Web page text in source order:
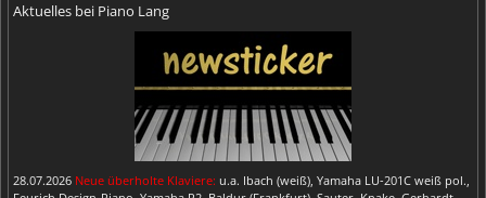
Aktuelles bei Piano Lang
28.07.2026 Neue überholte Klaviere: u.a. Ibach (weiß), Yamaha LU-201C weiß pol.,